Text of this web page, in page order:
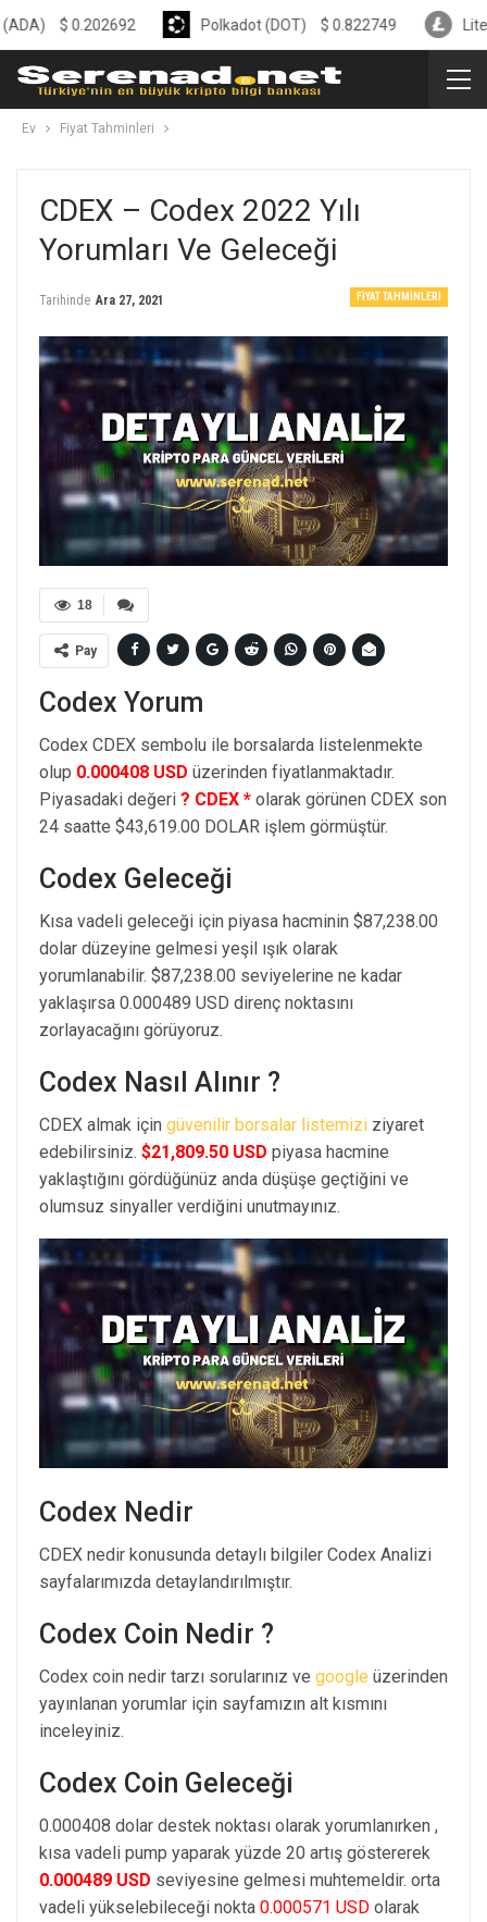
Ev Fiyat Tahminleri
CDEX – Codex 2022 Yılı
Yorumları Ve Geleceği
FIYAT TAHMINLERI
Tarihinde Ara 27, 2021
18
Pay
Codex Yorum
Codex CDEX sembolu ile borsalarda listelenmekte
olup 0.000408 USD üzerinden fiyatlanmaktadır.
Piyasadaki değeri ? CDEX * olarak görünen CDEX son
24 saatte $43,619.00 DOLAR işlem görmüştür.
Codex Geleceği
Kısa vadeli geleceği için piyasa hacminin $87,238.00
dolar düzeyine gelmesi yeşil ışık olarak
yorumlanabilir. $87,238.00 seviyelerine ne kadar
yaklaşırsa 0.000489 USD direnç noktasını
zorlayacağını görüyoruz.
Codex Nasıl Alınır ?
CDEX almak için güvenilir borsalar listemizi ziyaret
edebilirsiniz. $21,809.50 USD piyasa hacmine
yaklaştığını gördüğünüz anda düşüşe geçtiğini ve
olumsuz sinyaller verdiğini unutmayınız.
Codex Nedir
CDEX nedir konusunda detaylı bilgiler Codex Analizi
sayfalarımızda detaylandırılmıştır.
Codex Coin Nedir ?
Codex coin nedir tarzı sorularınız ve google üzerinden
yayınlanan yorumlar için sayfamızın alt kısmını
inceleyiniz.
Codex Coin Geleceği
0.000408 dolar destek noktası olarak yorumlanırken ,
kısa vadeli pump yaparak yüzde 20 artış göstererek
0.000489 USD seviyesine gelmesi muhtemeldir. orta
vadeli yükselebileceği nokta 0.000571 USD olarak
0.202692 Polkadot (DOT) $0.822749 Litecoin